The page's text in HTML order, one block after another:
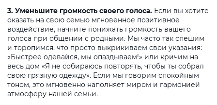
3. Уменьшите громкость своего голоса. Если вы хотите
оказать на свою семью мгновенное позитивное
воздействие, начните понижать громкость вашего
голоса при общении с родными. Мы часто так спешим
и торопимся, что просто выкрикиваем свои указания:
«Быстрее одевайся, мы опаздываем!» или кричим на
весь дом «Я не собираюсь повторять, чтобы ты собрал
свою грязную одежду». Если мы говорим спокойным
тоном, это мгновенно наполняет миром и гармонией
атмосферу нашей семьи.